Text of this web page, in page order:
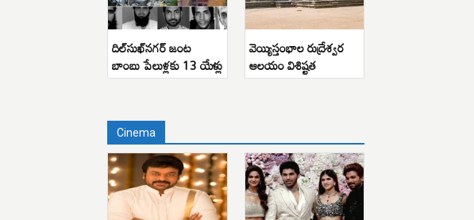
దిల్‌సుఖ్‌నగర్ జంట
బాంబు పేలుళ్లకు 13 యేళ్లు
వెయ్యిస్తంభాల రుద్రేశ్వర
ఆలయం విశిష్టత
Cinema